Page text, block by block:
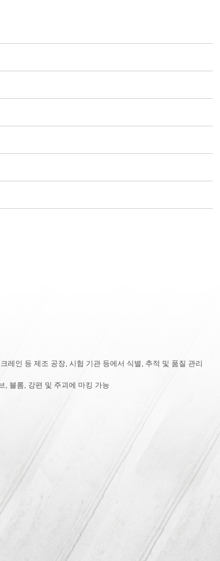
레인 등 제조 공장, 시험 기관 등에서 식별, 추적 및 품질 관리
, 블롬, 강편 및 주괴에 마킹 가능